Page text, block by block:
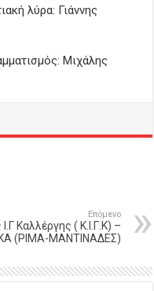
λύρα: Γιάννης
Μιχάλης
Επόμενο
Καλλέργης ( Κ.Ι.Γ.Κ) –
(ΡΙΜΑ-ΜΑΝΤΙΝΑΔΕΣ)